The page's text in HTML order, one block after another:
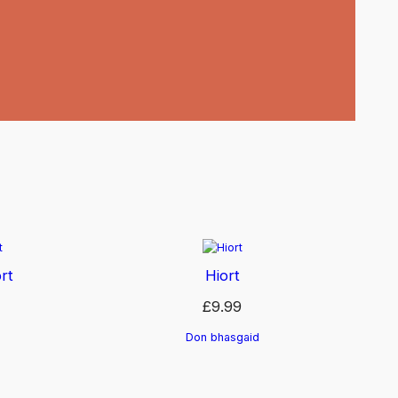
Hiort
£9.99
Don bhasgaid